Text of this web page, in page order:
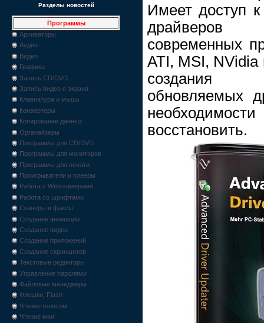
Разделы новостей
Программы
Архиваторы
Аудио
Видео
Графика
Запись CD/DVD
Запись видео с экрана
Клавиатура и мышь
Конвертеры
Копирование данных
Органайзеры
Программы для CD/DVD
Программы для мониторов
Программы для печати
Проигрыватели и плееры
Работа с Web-камерами
Работа со шрифтами
Сканеры и факсы
Создание анимации
Создание видео
Создание приложений
Создание скриншотов
Текстовые редакторы
Управление паролями
Файловые менеджеры
Флешки, Flash
Чтение голосом
Чтение книг
Имеет доступ
драйверов
современных
ATI, MSI,
создания
обновляемых
восстановить.